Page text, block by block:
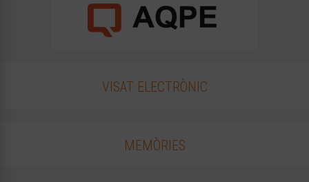
VISAT ELECTRÒNIC
MEMÒRIES